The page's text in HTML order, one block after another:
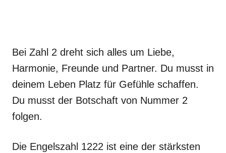
Bei Zahl 2 dreht sich alles um Liebe,
Harmonie, Freunde und Partner. Du musst in
deinem Leben Platz für Gefühle schaffen.
Du musst der Botschaft von Nummer 2
folgen.
Die Engelszahl 1222 ist eine der stärksten